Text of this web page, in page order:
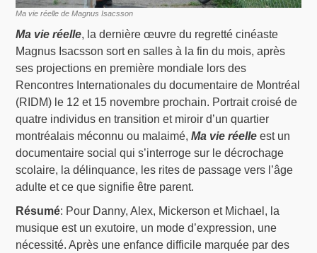
Ma vie réelle de Magnus Isacsson
Ma vie réelle, la dernière œuvre du regretté cinéaste
Magnus Isacsson sort en salles à la fin du mois, après
ses projections en première mondiale lors des
Rencontres Internationales du documentaire de Montréal
(RIDM) le 12 et 15 novembre prochain. Portrait croisé de
quatre individus en transition et miroir d’un quartier
montréalais méconnu ou malaimé,Ma vie réelle est un
documentaire social qui s’interroge sur le décrochage
scolaire, la délinquance, les rites de passage vers l’âge
adulte et ce que signifie être parent.
Résumé: Pour Danny, Alex, Mickerson et Michael, la
musique est un exutoire, un mode d’expression, une
nécessité. Après une enfance difficile marquée par des